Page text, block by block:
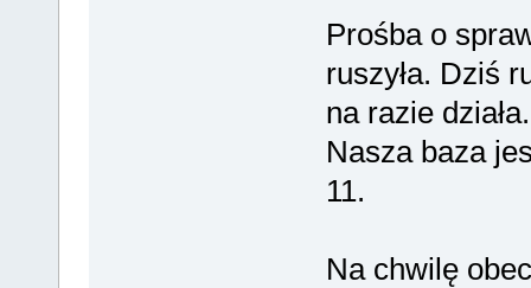
Prośba o
ruszyła. Dziś
na razie działa.
Nasza baza
11.
Na chwilę